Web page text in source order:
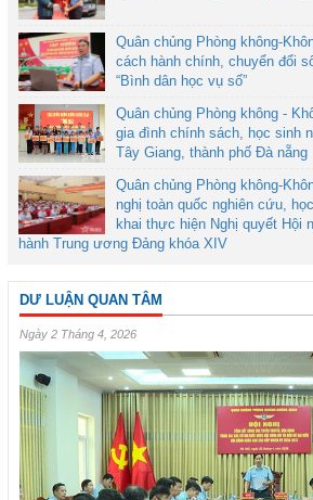
Quân chủng Phòng không-
cách hành chính, chuyển đổi
“Bình dân học vụ số”
Quân chủng Phòng không -
gia đình chính sách, học sinh
Tây Giang, thành phố Đà nẵng
Quân chủng Phòng không-
nghị toàn quốc nghiên cứu,
khai thực hiện Nghị quyết Hội
hành Trung ương Đảng khóa XIV
DƯ LUẬN QUAN TÂM
Ngày 2 Tháng 4, 2026